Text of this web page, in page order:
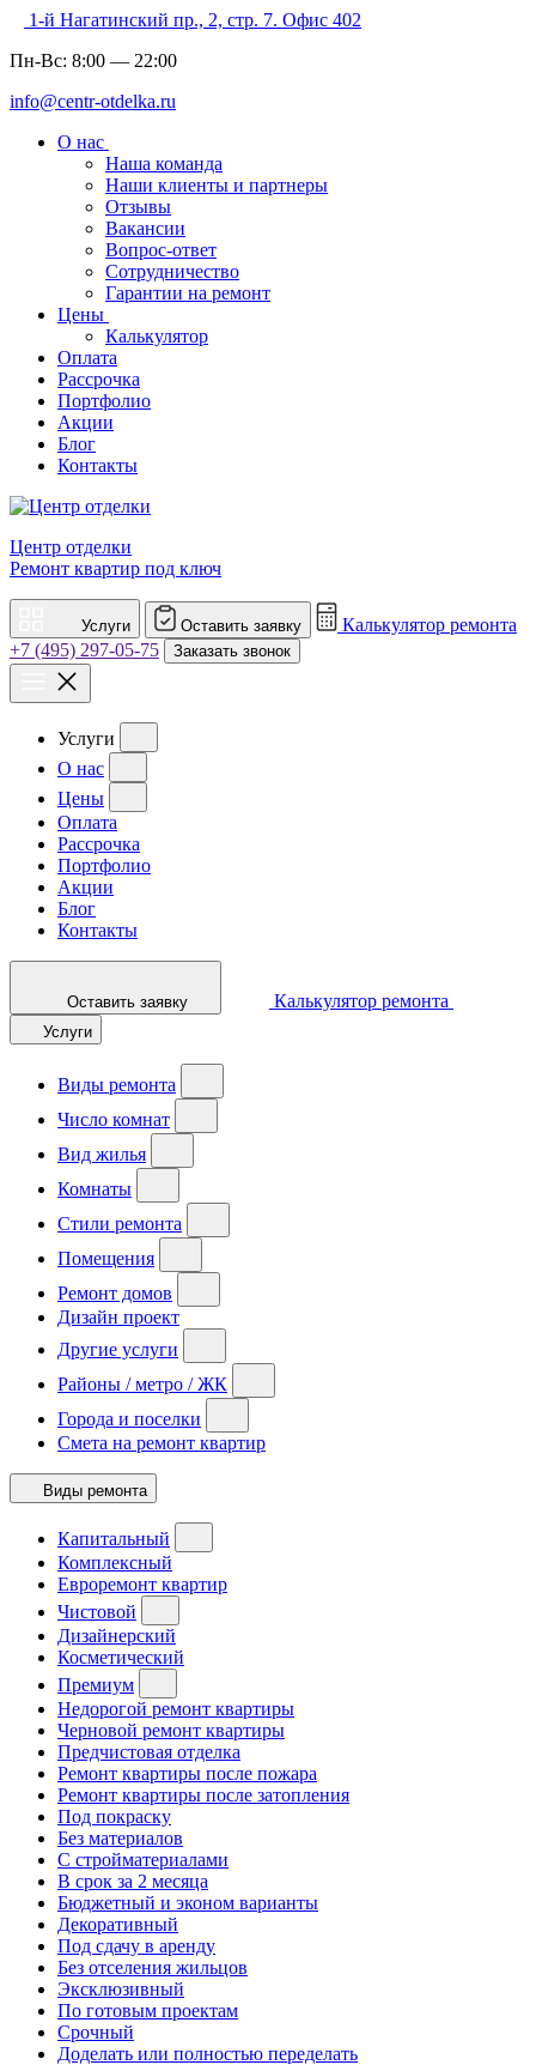
1-й Нагатинский пр., 2, стр. 7. Офис 402
Пн-Вс: 8:00 — 22:00
info@centr-otdelka.ru
О нас
Наша команда
Наши клиенты и партнеры
Отзывы
Вакансии
Вопрос-ответ
Сотрудничество
Гарантии на ремонт
Цены
Калькулятор
Оплата
Рассрочка
Портфолио
Акции
Блог
Контакты
Центр отделки
Ремонт квартир под ключ
Услуги Оставить заявку
Калькулятор ремонта
+7 (495) 297-05-75
Заказать звонок
Услуги
О нас
Цены
Оплата
Рассрочка
Портфолио
Акции
Блог
Контакты
Оставить заявку Калькулятор ремонта
Услуги
Виды ремонта
Число комнат
Вид жилья
Комнаты
Стили ремонта
Помещения
Ремонт домов
Дизайн проект
Другие услуги
Районы / метро / ЖК
Города и поселки
Смета на ремонт квартир
Виды ремонта
Капитальный
Комплексный
Евроремонт квартир
Чистовой
Дизайнерский
Косметический
Премиум
Недорогой ремонт квартиры
Черновой ремонт квартиры
Предчистовая отделка
Ремонт квартиры после пожара
Ремонт квартиры после затопления
Под покраску
Без материалов
С стройматериалами
В срок за 2 месяца
Бюджетный и эконом варианты
Декоративный
Под сдачу в аренду
Без отселения жильцов
Эксклюзивный
По готовым проектам
Срочный
Доделать или полностью переделать